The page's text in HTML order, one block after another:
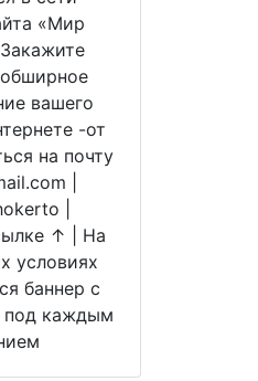
«Мир
вашего
-от
на почту
|
|
↑ | На
условиях
баннер с
под каждым